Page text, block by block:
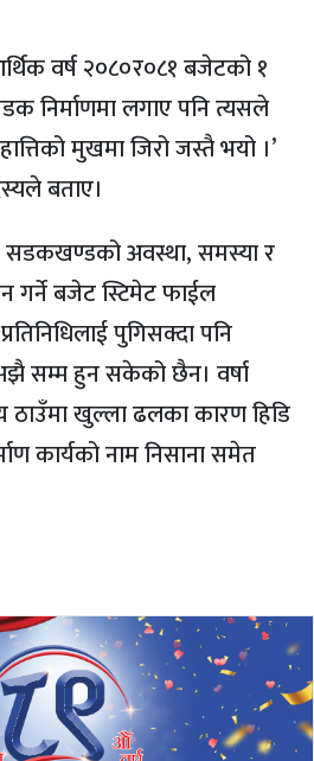
वर्ष २०८०र०८१ बजेटको १
निर्माणमा लगाए पनि त्यसले
मुखमा जिरो जस्तै भयो ।’
बताए।
सडकखण्डको अवस्था, समस्या र
गर्ने बजेट स्टिमेट फाईल
पुगिसक्दा पनि
हुन सकेको छैन। वर्षा
खुल्ला ढलका कारण हिडि
कार्यको नाम निसाना समेत